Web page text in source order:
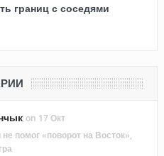
границ с соседями
on 17 Окт
помог «поворот на Восток»,